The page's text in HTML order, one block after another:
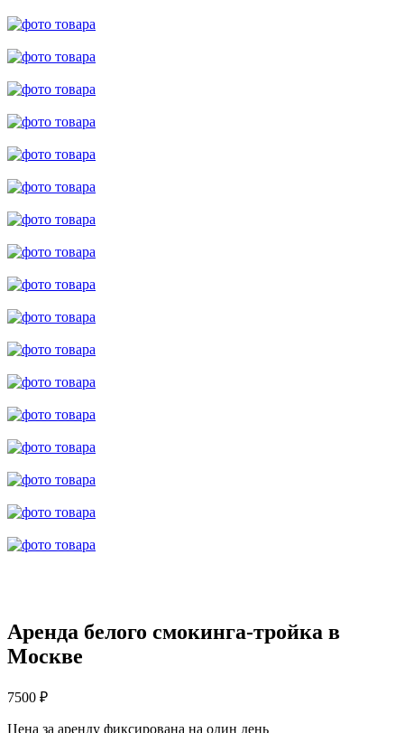
Аренда белого смокинга-тройка в
Москве
7500 ₽
Цена за аренду фиксирована на один день